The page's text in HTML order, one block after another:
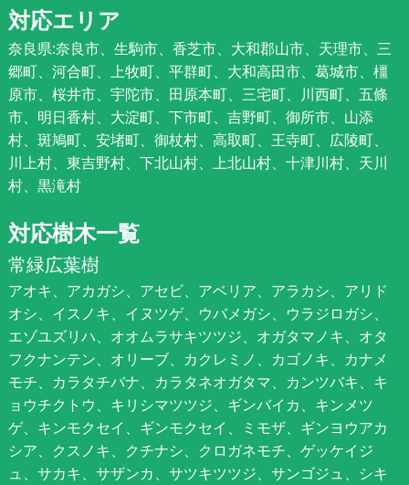
対応エリア
奈良県:奈良市、生駒市、香芝市、大和郡山市、天理市、三
郷町、河合町、上牧町、平群町、大和高田市、葛城市、橿
原市、桜井市、宇陀市、田原本町、三宅町、川西町、五條
市、明日香村、大淀町、下市町、吉野町、御所市、山添
村、斑鳩町、安堵町、御杖村、高取町、王寺町、広陵町、
川上村、東吉野村、下北山村、上北山村、十津川村、天川
村、黒滝村
対応樹木一覧
常緑広葉樹
アオキ、アカガシ、アセビ、アベリア、アラカシ、アリド
オシ、イスノキ、イヌツゲ、ウバメガシ、ウラジロガシ、
エゾユズリハ、オオムラサキツツジ、オガタマノキ、オタ
フクナンテン、オリーブ、カクレミノ、カゴノキ、カナメ
モチ、カラタチバナ、カラタネオガタマ、カンツバキ、キ
ョウチクトウ、キリシマツツジ、ギンバイカ、キンメツ
ゲ、キンモクセイ、ギンモクセイ、ミモザ、ギンヨウアカ
シア、クスノキ、クチナシ、クロガネモチ、ゲッケイジ
ュ、サカキ、サザンカ、サツキツツジ、サンゴジュ、シキ